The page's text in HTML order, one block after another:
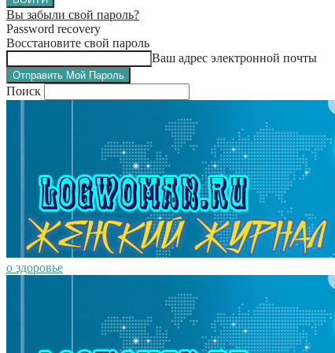
Вы забыли свой пароль?
Password recovery
Восстановите свой пароль
Ваш адрес электронной почты
Поиск
о здоровье